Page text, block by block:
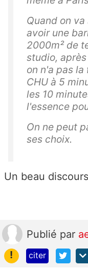
Quand on
avoir une
2000m² de
studio,
on n'a pas
CHU à 5
les 10
l'essence
On ne peut
ses choix.
Un beau
Publié par
!
citer